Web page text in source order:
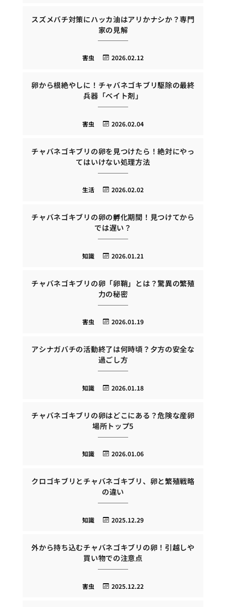
スズメバチ対策にハッカ油はアリかナシか？専門
家の見解
2026.02.12
害虫
卵から根絶やしに！チャバネゴキブリ駆除の最終
兵器「ベイト剤」
2026.02.04
害虫
チャバネゴキブリの卵を見つけたら！絶対にやっ
てはいけない処理方法
2026.02.02
生活
チャバネゴキブリの卵の孵化期間！見つけてから
では遅い？
2026.01.21
知識
チャバネゴキブリの卵「卵鞘」とは？驚異の繁殖
力の秘密
2026.01.19
害虫
アシナガバチの活動終了は何時頃？夕方の安全な
過ごし方
2026.01.18
知識
チャバネゴキブリの卵はどこにある？危険な産卵
場所トップ5
2026.01.06
知識
クロゴキブリとチャバネゴキブリ、卵と繁殖戦略
の違い
2025.12.29
知識
外から持ち込むチャバネゴキブリの卵！引越しや
買い物での注意点
2025.12.22
害虫